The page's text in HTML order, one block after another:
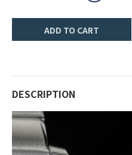
ADD TO CART
DESCRIPTION